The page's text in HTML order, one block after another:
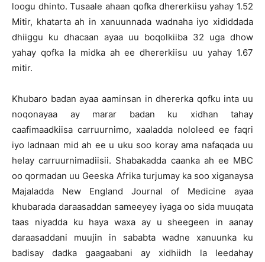
loogu dhinto. Tusaale ahaan qofka dhererkiisu yahay 1.52
Mitir, khatarta ah in xanuunnada wadnaha iyo xididdada
dhiiggu ku dhacaan ayaa uu boqolkiiba 32 uga dhow
yahay qofka la midka ah ee dhererkiisu uu yahay 1.67
mitir.
Khubaro badan ayaa aaminsan in dhererka qofku inta uu
noqonayaa ay marar badan ku xidhan tahay
caafimaadkiisa carruurnimo, xaaladda nololeed ee faqri
iyo ladnaan mid ah ee u uku soo koray ama nafaqada uu
helay carruurnimadiisii. Shabakadda caanka ah ee MBC
oo qormadan uu Geeska Afrika turjumay ka soo xiganaysa
Majaladda New England Journal of Medicine ayaa
khubarada daraasaddan sameeyey iyaga oo sida muuqata
taas niyadda ku haya waxa ay u sheegeen in aanay
daraasaddani muujin in sababta wadne xanuunka ku
badisay dadka gaagaabani ay xidhiidh la leedahay